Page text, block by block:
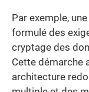
Par exemple,
formulé des
cryptage des
Cette démarche
architecture